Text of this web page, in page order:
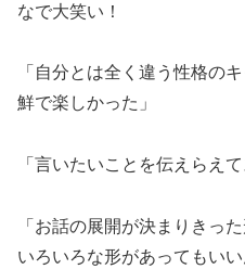
なで大笑い！
「自分とは全く違う性格の
鮮で楽しかった」
「言いたいことを伝えらえ
「お話の展開が決まりきっ
いろいろな形があってもいい